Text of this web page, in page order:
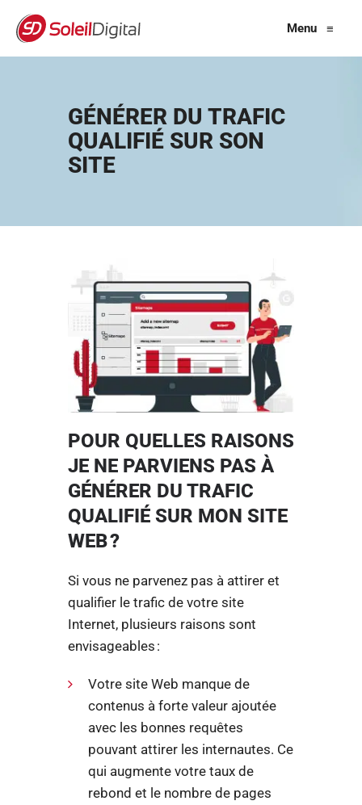
Menu ≡
GÉNÉRER DU TRAFIC
QUALIFIÉ SUR SON
SITE
POUR QUELLES RAISONS
JE NE PARVIENS PAS À
GÉNÉRER DU TRAFIC
QUALIFIÉ SUR MON SITE
WEB ?
Si vous ne parvenez pas à attirer et
qualifier le trafic de votre site
Internet, plusieurs raisons sont
envisageables :
Votre site Web manque de
contenus à forte valeur ajoutée
avec les bonnes requêtes
pouvant attirer les internautes. Ce
qui augmente votre taux de
rebond et le nombre de pages